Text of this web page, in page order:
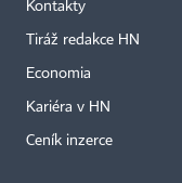
Kontakty
Tiráž redakce HN
Economia
Kariéra v HN
Ceník inzerce